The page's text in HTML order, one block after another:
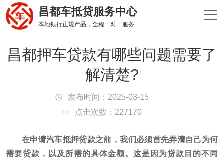
昌都车抵贷服务中心
本地银行正规产品，全程一对一服务
昌都押车贷款有哪些问题需要了
解清楚?
发布时间：2025-03-15
点击次数：227170
在申请汽车抵押贷款之前，我们必须首先弄清自己为何
需要贷款，以及所需的具体金额。这是因为贷款目的不同